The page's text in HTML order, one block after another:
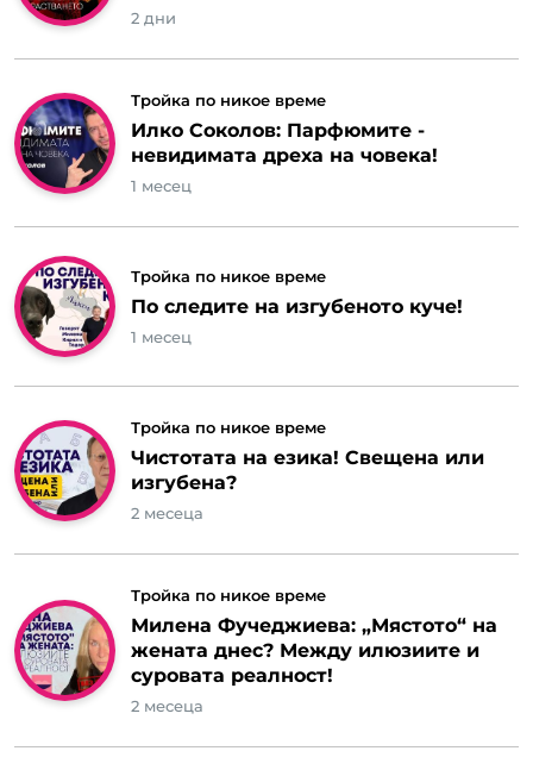
2 дни
Тройка по никое време
Илко Соколов: Парфюмите -
невидимата дреха на човека!
1 месец
Тройка по никое време
По следите на изгубеното куче!
1 месец
Тройка по никое време
Чистотата на езика! Свещена или
изгубена?
2 месеца
Тройка по никое време
Милена Фучеджиева: „Мястото“ на
жената днес? Между илюзиите и
суровата реалност!
2 месеца